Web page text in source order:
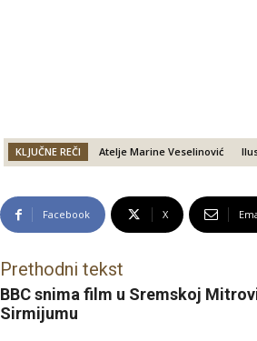
KLJUČNE REČI Atelje Marine Veselinović
Facebook X
Prethodni tekst
BBC snima film u Sremskoj
Sirmijumu